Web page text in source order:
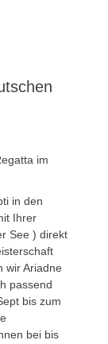
im
in den
Ihrer
See ) direkt
wir Ariadne
passend
bis zum
bei bis